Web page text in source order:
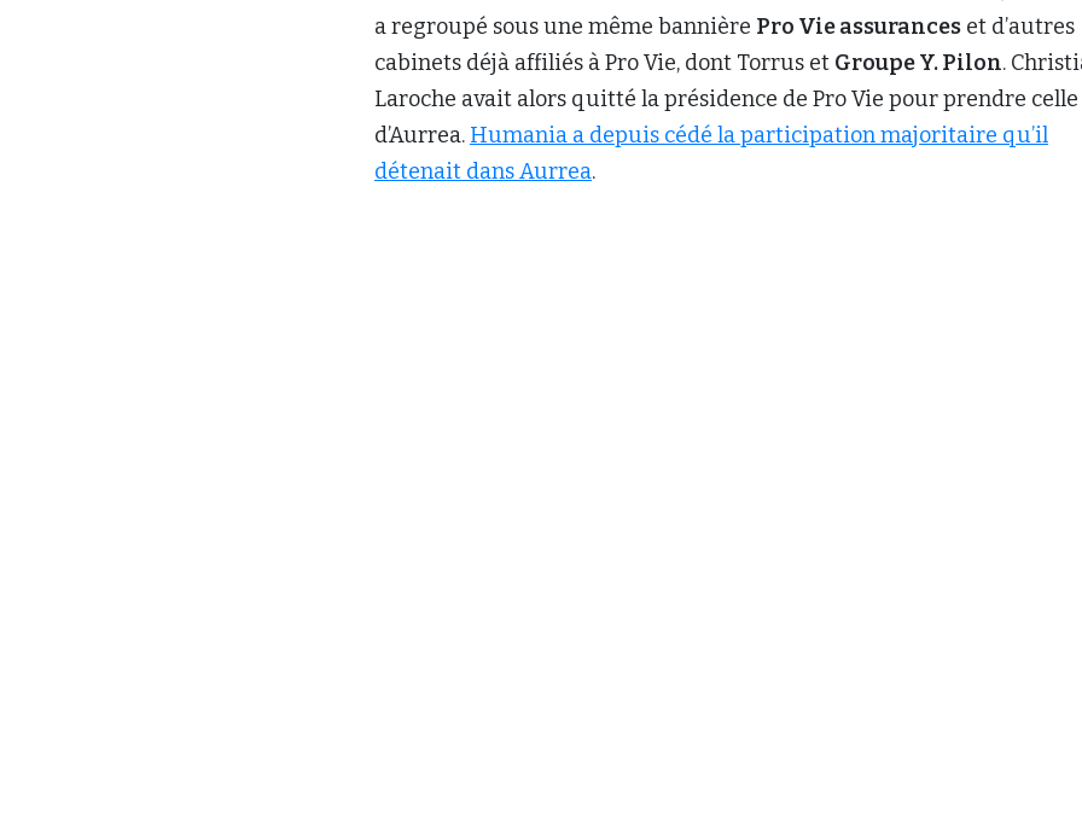
a regroupé sous une même bannière Pro Vie assurances et d’autres
cabinets déjà affiliés à Pro Vie, dont Torrus et Groupe Y. Pilon.
Laroche avait alors quitté la présidence de Pro Vie pour prendre celle
d’Aurrea. Humania a depuis cédé la participation majoritaire qu’il
détenait dans Aurrea.